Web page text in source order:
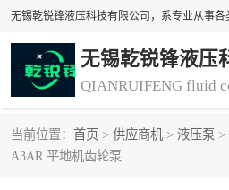
无锡乾锐锋液压
当前位置： 首页 > 供应商机 > 液压泵 >
A3AR 平地机齿轮泵
液压泵